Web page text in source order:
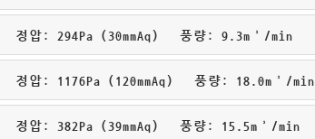
정압: 294Pa (30mmAq) 풍량: 9.3m³/min
정압: 1176Pa (120mmAq) 풍량: 18.0m³/min
정압: 382Pa (39mmAq) 풍량: 15.5m³/min